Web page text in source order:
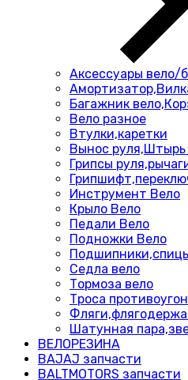
Аксессуары вело/
Багажник
Вело разное
Втулки,каретки
Вынос руля,Штырь
Грипсы
Инструмент Вело
Крыло Вело
Педали Вело
Подножки Вело
Седла вело
Тормоза вело
Троса
Шатунная
ВЕЛОРЕЗИНА
BAJAJ запчасти
BALTMOTORS запчасти